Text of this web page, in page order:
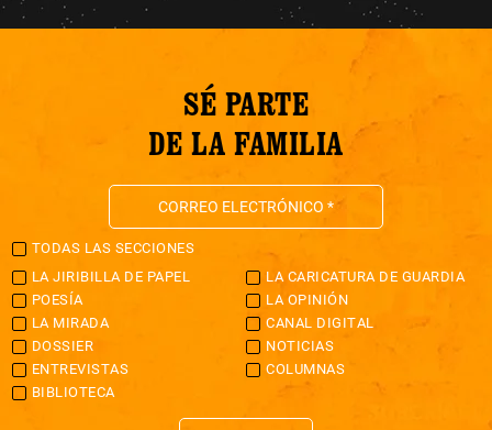
SÉ PARTE
DE LA FAMILIA
TODAS LAS SECCIONES
LA JIRIBILLA DE PAPEL
LA CARICATURA DE GUARDIA
POESÍA
LA OPINIÓN
LA MIRADA
CANAL DIGITAL
DOSSIER
NOTICIAS
ENTREVISTAS
COLUMNAS
BIBLIOTECA